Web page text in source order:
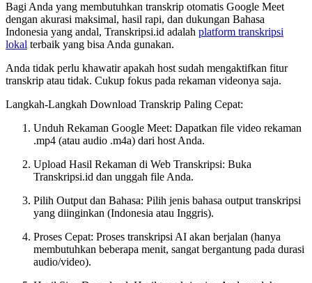
Bagi Anda yang membutuhkan transkrip otomatis Google Meet
dengan akurasi maksimal, hasil rapi, dan dukungan Bahasa
Indonesia yang andal, Transkripsi.id adalah platform transkripsi
lokal terbaik yang bisa Anda gunakan.
Anda tidak perlu khawatir apakah host sudah mengaktifkan fitur
transkrip atau tidak. Cukup fokus pada rekaman videonya saja.
Langkah-Langkah Download Transkrip Paling Cepat:
Unduh Rekaman Google Meet: Dapatkan file video rekaman
.mp4 (atau audio .m4a) dari host Anda.
Upload Hasil Rekaman di Web Transkripsi: Buka
Transkripsi.id dan unggah file Anda.
Pilih Output dan Bahasa: Pilih jenis bahasa output transkripsi
yang diinginkan (Indonesia atau Inggris).
Proses Cepat: Proses transkripsi AI akan berjalan (hanya
membutuhkan beberapa menit, sangat bergantung pada durasi
audio/video).